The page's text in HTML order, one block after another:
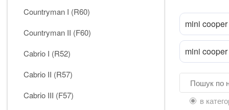
Countryman I (R60)
Countryman II (F60)
Cabrio I (R52)
Cabrio II (R57)
Cabrio III (F57)
mini cooper
mini
в